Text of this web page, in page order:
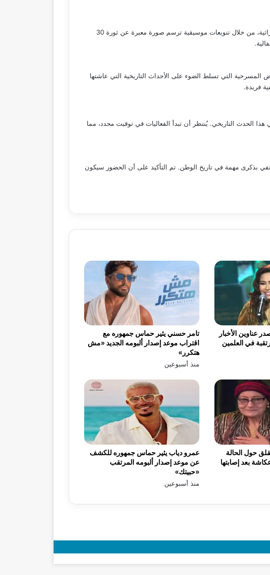
تعتبر فرقة النيل للموسيقى أحد أبرز الفرق التي ستشارك في الاحتفالية، حيث ستقدم مجموعة من الأغاني الوطنية والتراثية، من خلال تنويعات موسيقية ترسم صورة معبرة عن ثورة 30
المسرحية التي تسلط الضوء على الأحداث التاريخية التي عاشتها
فريدة.
الحدث التاريخي. يُنتظر أن تبدأ الفعاليات في توقيت محدد، مما
بذكرى مهمة في تاريخ الوطن. تم التأكيد على أن الحضور سيكون
تامر حسني يثير حماس جمهوره مع
اقتراب موعد إصدار ألبومه الجديد «مش
هتكرر»
منذ أسبوعين
عناوين الأخبار
في العلمين
عمرو دياب يثير حماس جمهوره للكشف
عن موعد إصدار ألبومه المرتقب
«حبيتك»
منذ أسبوعين
حول الحالة
بعد إصابتها